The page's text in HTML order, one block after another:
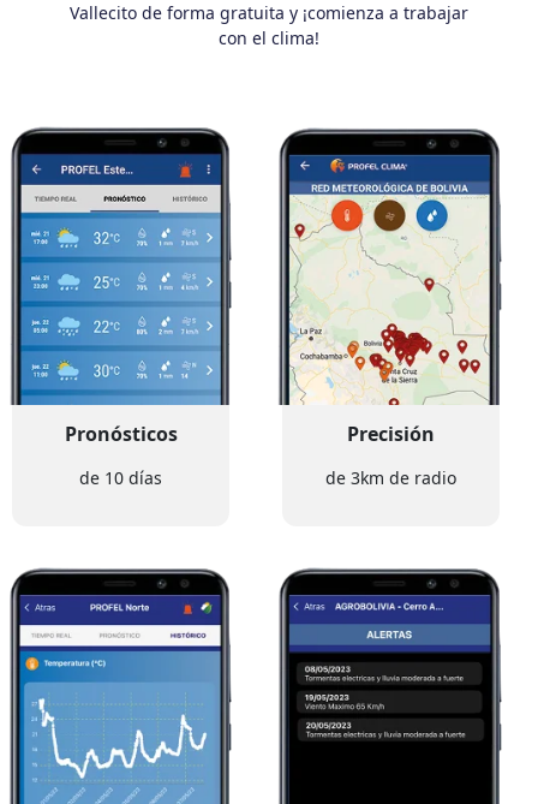
Vallecito de forma gratuita y ¡comienza a trabajar
con el clima!
Pronósticos
de 10 días
Precisión
de 3km de radio